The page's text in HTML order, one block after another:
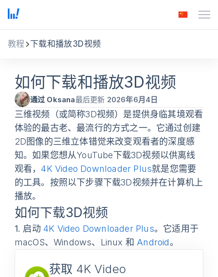
教程 下载和播放3D视频
如何下载和播放3D视频
通过 Oksana最后更新 2026年6月4日
三维视频（或简称3D视频）是提供身临其境观看
体验的最古老、最流行的方式之一。它通过创建
2D图像的三维立体错觉来改变观看者的深度感
知。如果您想从YouTube下载3D视频以供离线
观看，4K Video Downloader Plus就是您需要
的工具。按照以下步骤下载3D视频并在计算机上
播放。
如何下载3D视频
1. 启动4K Video Downloader Plus。它适用于
macOS、Windows、Linux 和 Android。
获取 4K Video